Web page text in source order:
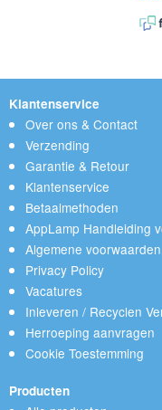
Klantenservice
Over ons & Contact
Verzending
Garantie & Retour
Klantenservice
Betaalmethoden
AppLamp Handleiding
Algemene voorwaarden
Privacy Policy
Vacatures
Inleveren / Recyclen
Herroeping aanvragen
Cookie Toestemming
Producten